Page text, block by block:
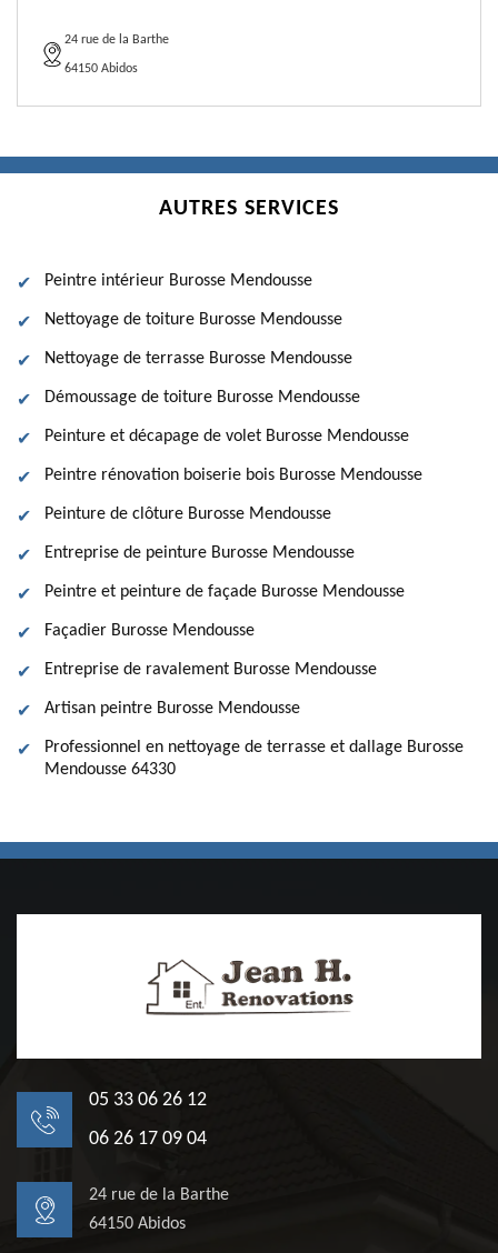
24 rue de la Barthe
64150 Abidos
AUTRES SERVICES
Peintre intérieur Burosse Mendousse
Nettoyage de toiture Burosse Mendousse
Nettoyage de terrasse Burosse Mendousse
Démoussage de toiture Burosse Mendousse
Peinture et décapage de volet Burosse Mendousse
Peintre rénovation boiserie bois Burosse Mendousse
Peinture de clôture Burosse Mendousse
Entreprise de peinture Burosse Mendousse
Peintre et peinture de façade Burosse Mendousse
Façadier Burosse Mendousse
Entreprise de ravalement Burosse Mendousse
Artisan peintre Burosse Mendousse
Professionnel en nettoyage de terrasse et dallage Burosse
Mendousse 64330
05 33 06 26 12
06 26 17 09 04
24 rue de la Barthe
64150 Abidos